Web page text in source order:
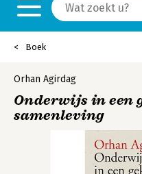
Boek
Orhan Agirdag
Onderwijs in een
samenleving